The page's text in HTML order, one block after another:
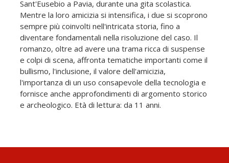
Sant'Eusebio a Pavia, durante una gita scolastica.
Mentre la loro amicizia si intensifica, i due si scoprono
sempre più coinvolti nell'intricata storia, fino a
diventare fondamentali nella risoluzione del caso. Il
romanzo, oltre ad avere una trama ricca di suspense
e colpi di scena, affronta tematiche importanti come il
bullismo, l'inclusione, il valore dell'amicizia,
l'importanza di un uso consapevole della tecnologia e
fornisce anche approfondimenti di argomento storico
e archeologico. Età di lettura: da 11 anni.